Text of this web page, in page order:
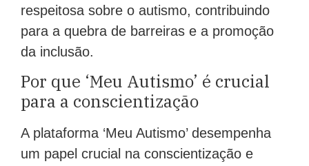
respeitosa sobre o autismo, contribuindo
para a quebra de barreiras e a promoção
da inclusão.
Por que ‘Meu Autismo’ é crucial
para a conscientização
A plataforma ‘Meu Autismo’ desempenha
um papel crucial na conscientização e